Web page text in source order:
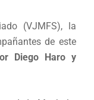
(VJMFS), la
de este
Diego Haro y